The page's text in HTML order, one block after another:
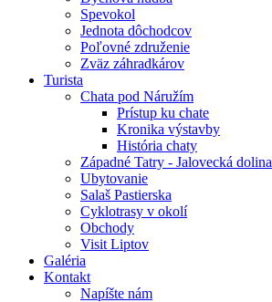
Spevokol
Jednota dôchodcov
Poľovné združenie
Zväz záhradkárov
Turista
Chata pod Náružím
Prístup ku chate
Kronika výstavby
História chaty
Západné Tatry - Jalovecká dolina
Ubytovanie
Salaš Pastierska
Cyklotrasy v okolí
Obchody
Visit Liptov
Galéria
Kontakt
Napíšte nám